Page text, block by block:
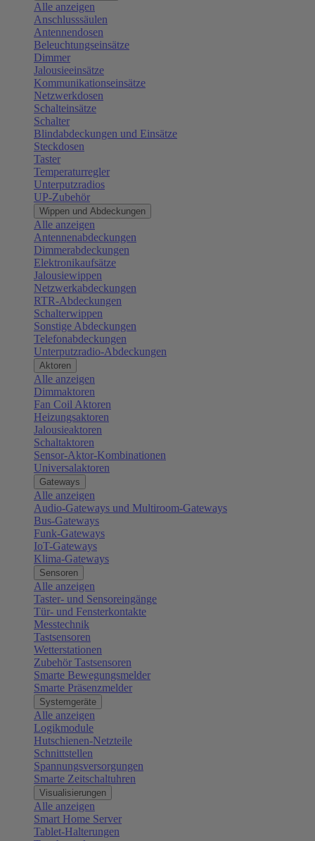
Alle anzeigen
Anschlusssäulen
Antennendosen
Beleuchtungseinsätze
Dimmer
Jalousieeinsätze
Kommunikationseinsätze
Netzwerkdosen
Schalteinsätze
Schalter
Blindabdeckungen und Einsätze
Steckdosen
Taster
Temperaturregler
Unterputzradios
UP-Zubehör
Wippen und Abdeckungen
Alle anzeigen
Antennenabdeckungen
Dimmerabdeckungen
Elektronikaufsätze
Jalousiewippen
Netzwerkabdeckungen
RTR-Abdeckungen
Schalterwippen
Sonstige Abdeckungen
Telefonabdeckungen
Unterputzradio-Abdeckungen
Aktoren
Alle anzeigen
Dimmaktoren
Fan Coil Aktoren
Heizungsaktoren
Jalousieaktoren
Schaltaktoren
Sensor-Aktor-Kombinationen
Universalaktoren
Gateways
Alle anzeigen
Audio-Gateways und Multiroom-Gateways
Bus-Gateways
Funk-Gateways
IoT-Gateways
Klima-Gateways
Sensoren
Alle anzeigen
Taster- und Sensoreingänge
Tür- und Fensterkontakte
Messtechnik
Tastsensoren
Wetterstationen
Zubehör Tastsensoren
Smarte Bewegungsmelder
Smarte Präsenzmelder
Systemgeräte
Alle anzeigen
Logikmodule
Hutschienen-Netzteile
Schnittstellen
Spannungsversorgungen
Smarte Zeitschaltuhren
Visualisierungen
Alle anzeigen
Smart Home Server
Tablet-Halterungen